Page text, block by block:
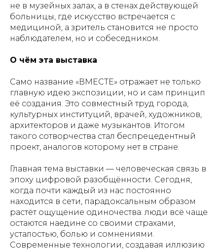
не в музейных залах, а в стенах действующей
больницы, где искусство встречается с
медициной, а зритель становится не просто
наблюдателем, но и собеседником.
О чём эта выставка
Само название «ВМЕСТЕ» отражает не только
главную идею экспозиции, но и сам принцип
её создания. Это совместный труд города,
культурных институций, врачей, художников,
архитекторов и даже музыкантов. Итогом
такого сотворчества стал беспрецедентный
проект, аналогов которому нет в стране.
Главная тема выставки — человеческая связь в
эпоху цифровой разобщённости. Сегодня,
когда почти каждый из нас постоянно
находится в сети, парадоксальным образом
растёт ощущение одиночества: люди всё чаще
остаются наедине со своими страхами,
усталостью, болью и сомнениями.
Современные технологии, создавая иллюзию